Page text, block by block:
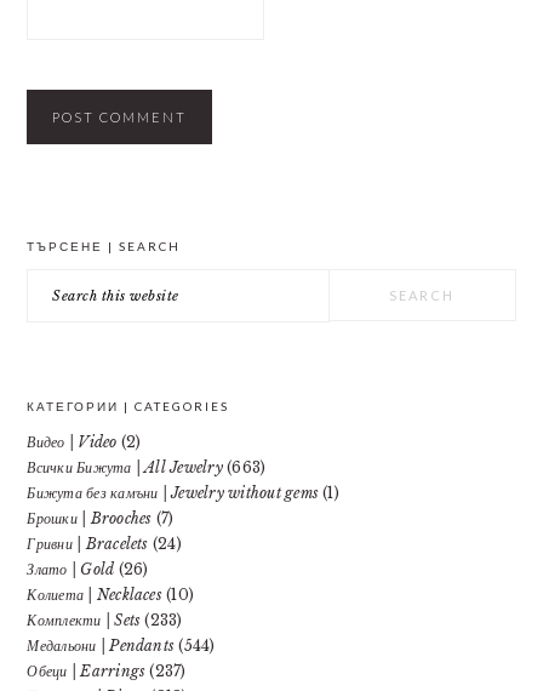
ТЪРСЕНЕ | SEARCH
this
КАТЕГОРИИ | CATEGORIES
Видео | Video (2)
Всички Бижута | All Jewelry(663)
Бижута без камъни | Jewelry without gems (1)
Брошки | Brooches (7)
Гривни | Bracelets (24)
Злато | Gold (26)
Колиета | Necklaces(10)
Комплекти | Sets (233)
Медальони | Pendants (544)
Обеци | Earrings (237)